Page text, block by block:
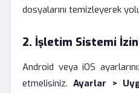
dosyalarını temizleyerek
2. İşletim Sistemi
Android veya iOS
etmelisiniz.Ayarlar >